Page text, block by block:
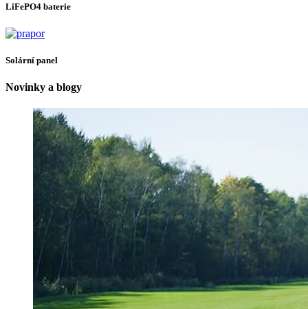
LiFePO4 baterie
Solární panel
Novinky a blogy